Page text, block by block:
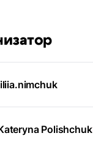
Polishchuk